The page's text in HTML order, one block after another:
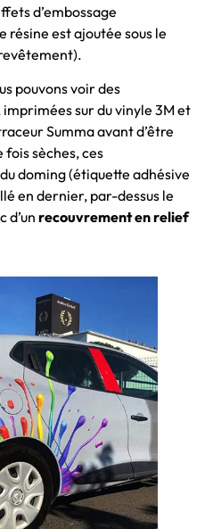
d’embossage
résine est ajoutée sous le
pouvons voir des
sur du vinyle 3M et
Summa avant d’être
fois sèches, ces
doming (étiquette adhésive
en dernier, par-dessus le
d’unrecouvrement en relief